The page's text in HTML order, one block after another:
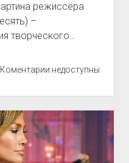
режиссёра
–
творческого…
Коментарии недоступны